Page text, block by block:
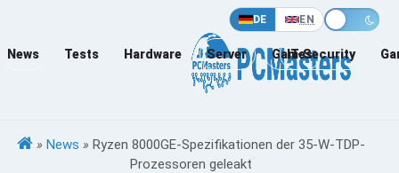
DE EN
News Tests Hardware Server Games
IT-Security
» News » Ryzen 8000GE-Spezifikationen der 35-W-TDP-
Prozessoren geleakt